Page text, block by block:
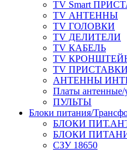
TV Smart
TV АНТЕННЫ
TV ГОЛОВКИ
TV ДЕЛИТЕЛИ
TV КАБЕЛЬ
TV
TV ПРИСТАВКИ
АНТЕННЫ
Платы антенные/
ПУЛЬТЫ
Блоки питания/
БЛОКИ
БЛОКИ
СЗУ 18650